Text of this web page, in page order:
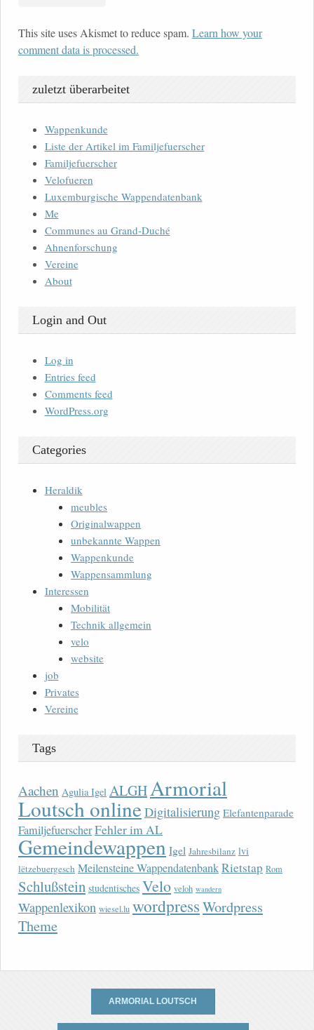
This site uses Akismet to reduce spam. Learn how your
comment data is processed.
zuletzt überarbeitet
Wappenkunde
Liste der Artikel im Familjefuerscher
Familjefuerscher
Velofueren
Luxemburgische Wappendatenbank
Me
Communes au Grand-Duché
Ahnenforschung
Vereine
About
Login and Out
Log in
Entries feed
Comments feed
WordPress.org
Categories
Heraldik
meubles
Originalwappen
unbekannte Wappen
Wappenkunde
Wappensammlung
Interessen
Mobilität
Technik allgemein
velo
website
job
Privates
Vereine
Tags
Aachen Agulia Igel ALGHArmorial
Loutsch onlineDigitalisierung Elefantenparade
FamiljefuerscherFehler im AL
Gemeindewappen Igel Jahresbilanz lvi
lëtzebuergesch Meilensteine WappendatenbankRietstap Rom
Schlußstein studentisches Velo veloh wandern
Wappenlexikon wiesel.lu wordpressWordpress
Theme
ARMORIAL LOUTSCH